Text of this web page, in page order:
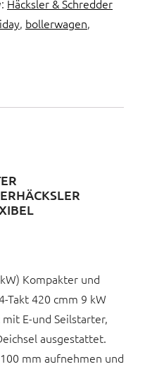
Häcksler & Schredder
, bollerwagen,
Kompakter und
Takt 420 cmm 9 kW
E-und Seilstarter,
ausgestattet.
mm aufnehmen und